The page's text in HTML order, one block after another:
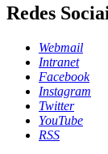
Redes
Webmail
Intranet
Facebook
Instagram
Twitter
YouTube
RSS